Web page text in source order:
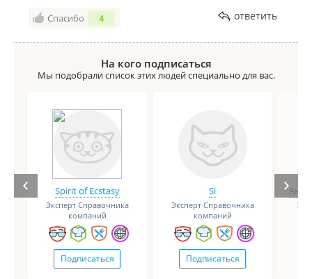
Спасибо 4 ответить
На кого подписаться
Мы подобрали список этих людей специально для вас.
Spirit of Ecstasy
Эксперт Справочника
компаний
Подписаться
Si
Эксперт Справочника
компаний
Подписаться